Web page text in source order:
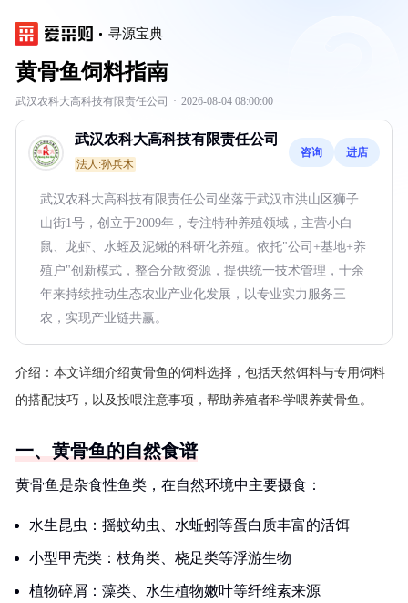
寻源宝典
黄骨鱼饲料指南
武汉农科大高科技有限责任公司 · 2026-08-04 08:00:00
武汉农科大高科技有限责任公司
法人:孙兵木
咨询 进店
武汉农科大高科技有限责任公司坐落于武汉市洪山区狮子
山街1号，创立于2009年，专注特种养殖领域，主营小白
鼠、龙虾、水蛭及泥鳅的科研化养殖。依托"公司+基地+养
殖户"创新模式，整合分散资源，提供统一技术管理，十余
年来持续推动生态农业产业化发展，以专业实力服务三
农，实现产业链共赢。
介绍： 本文详细介绍黄骨鱼的饲料选择，包括天然饵料与专用饲料
的搭配技巧，以及投喂注意事项，帮助养殖者科学喂养黄骨鱼。
一、黄骨鱼的自然食谱
黄骨鱼是杂食性鱼类，在自然环境中主要摄食：
水生昆虫：摇蚊幼虫、水蚯蚓等蛋白质丰富的活饵
小型甲壳类：枝角类、桡足类等浮游生物
植物碎屑：藻类、水生植物嫩叶等纤维素来源